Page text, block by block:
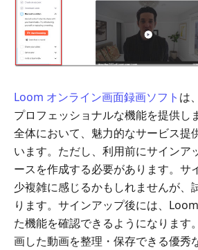
Loom オンライン画面録画ソフト は
プロフェッショナルな機能を提供し
全体において、魅力的なサービス提
います。ただし、利用前にサインア
ースを作成する必要があります。サ
少複雑に感じるかもしれませんが、
ります。サインアップ後には、
た機能を確認できるようになります
画した動画を整理・保存できる優秀